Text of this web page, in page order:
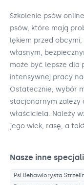
Szkolenie psów
psów, które mają
lękiem przed
własnym,
może być lepsze dla
intensywnej pracy
Ostatecznie, wybór
stacjonarnym zależy
właściciela. Należy
jego wiek, rasę, a
Nasze inne
Psi Behawiorysta